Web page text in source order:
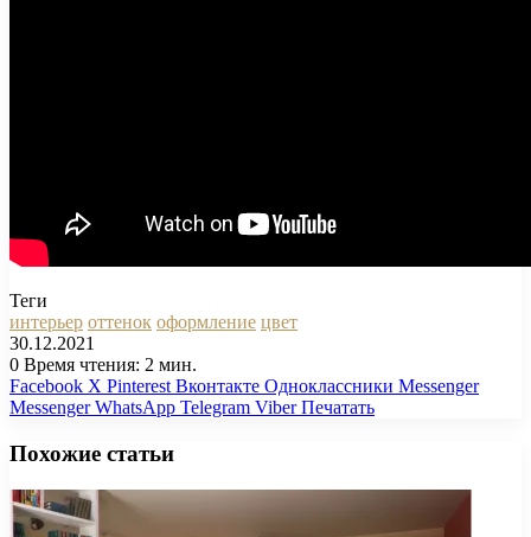
Теги
интерьер оттенок оформление цвет
30.12.2021
0 Время чтения: 2 мин.
Facebook X Pinterest Вконтакте Одноклассники Messenger
Messenger WhatsApp Telegram Viber Печатать
Похожие статьи